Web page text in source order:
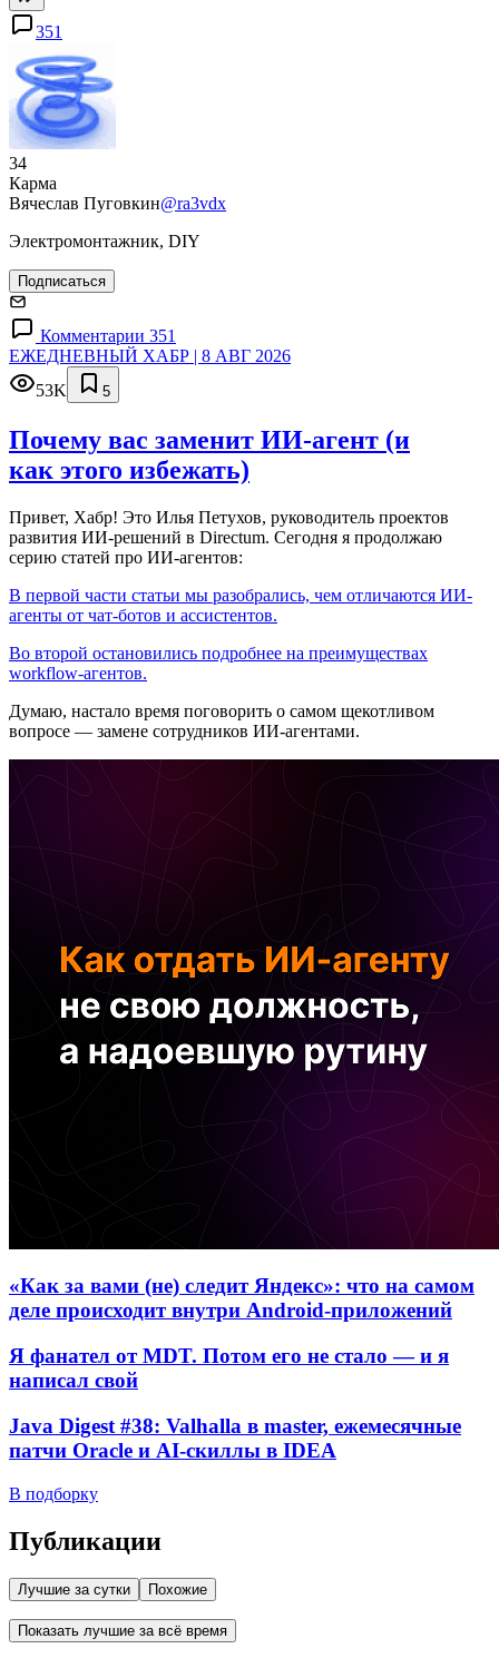
351
34
Карма
Вячеслав Пуговкин@ra3vdx
Электромонтажник, DIY
Подписаться
Комментарии 351
ЕЖЕДНЕВНЫЙ ХАБР | 8 АВГ 2026
53K
5
Почему вас заменит ИИ‑агент (и
как этого избежать)
Привет, Хабр! Это Илья Петухов, руководитель проектов
развития ИИ-решений в Directum. Сегодня я продолжаю
серию статей про ИИ-агентов:
В первой части статьи мы разобрались, чем отличаются ИИ-
агенты от чат-ботов и ассистентов.
Во второй остановились подробнее на преимуществах
workflow-агентов.
Думаю, настало время поговорить о самом щекотливом
вопросе — замене сотрудников ИИ-агентами.
«Как за вами (не) следит Яндекс»: что на самом
деле происходит внутри Android-приложений
Я фанател от MDT. Потом его не стало — и я
написал свой
Java Digest #38: Valhalla в master, ежемесячные
патчи Oracle и AI-скиллы в IDEA
В подборку
Публикации
Лучшие за сутки Похожие
Показать лучшие за всё время